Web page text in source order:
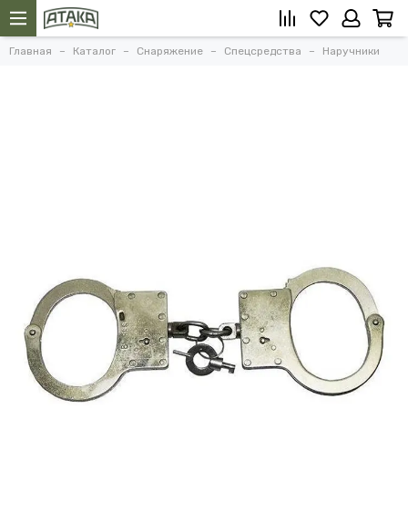
Главная Каталог Снаряжение Спецсредства Наручники